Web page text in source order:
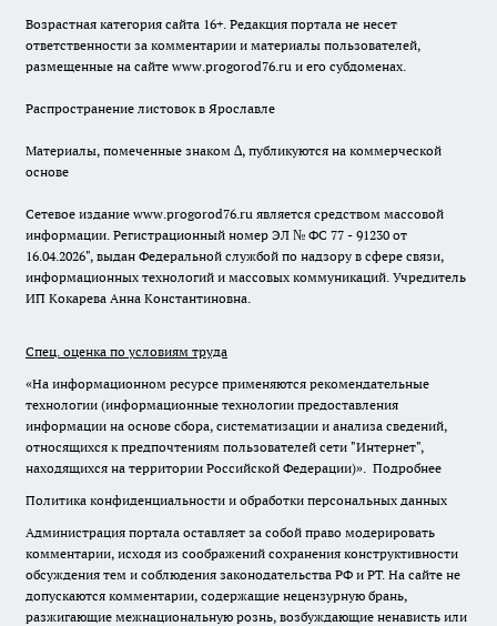
Возрастная категория сайта 16+. Редакция портала не несет
ответственности за комментарии и материалы пользователей,
размещенные на сайте www.progorod76.ru и его субдоменах.
Распространение листовок в Ярославле
Материалы, помеченные знаком ∆, публикуются на коммерческой
основе
Сетевое издание www.progorod76.ru является средством массовой
информации. Регистрационный номер ЭЛ № ФС 77 - 91230 от
16.04.2026", выдан Федеральной службой по надзору в сфере связи,
информационных технологий и массовых коммуникаций. Учредитель
ИП Кокарева Анна Константиновна.
Спец. оценка по условиям труда
«На информационном ресурсе применяются рекомендательные
технологии (информационные технологии предоставления
информации на основе сбора, систематизации и анализа сведений,
относящихся к предпочтениям пользователей сети "Интернет",
находящихся на территории Российской Федерации)». Подробнее
Политика конфиденциальности и обработки персональных данных
Администрация портала оставляет за собой право модерировать
комментарии, исходя из соображений сохранения конструктивности
обсуждения тем и соблюдения законодательства РФ и РТ. На сайте не
допускаются комментарии, содержащие нецензурную брань,
разжигающие межнациональную рознь, возбуждающие ненависть или